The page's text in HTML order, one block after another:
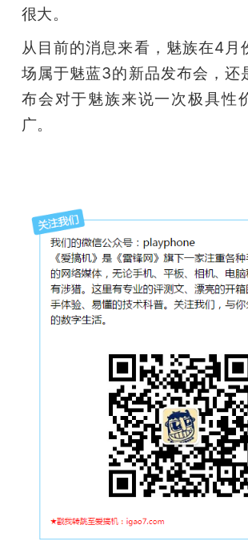
很大。
从目前的消息来看，魅族在4月
场属于魅蓝3的新品发布会，还
布会对于魅族来说一次极具性
广。